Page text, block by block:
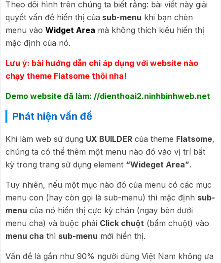
Theo dõi hình trên chúng ta biết rằng: bài viết này giải
quyết vấn đề hiển thị của sub-menu khi bạn chèn
menu vào Widget Area mà không thích kiểu hiển thị
mặc định của nó.
Lưu ý: bài hướng dẫn chỉ áp dụng với website nào
chạy theme Flatsome thôi nha!
Demo website đã làm: //dienthoai2.ninhbinhweb.net
Phát hiện vấn đề
Khi làm web sử dụng UX BUILDER của theme Flatsome,
chúng ta có thể thêm một menu nào đó vào vị trí bất
kỳ trong trang sử dụng element “Wideget Area”.
Tuy nhiên, nếu một mục nào đó của menu có các mục
menu con (hay còn gọi là sub-menu) thì mặc định sub-
menu của nó hiển thị cực kỳ chán (ngay bên dưới
menu cha) và buộc phải Click chuột (bấm chuột) vào
menu cha thì sub-menu mới hiển thị.
Vấn đề là gần như 90% người dùng Việt Nam không ưa